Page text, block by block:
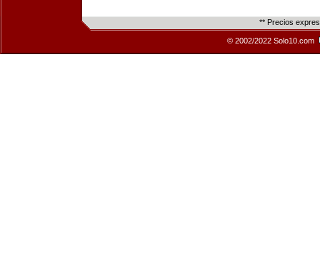
** Precios
© 2002/2022 Solo10.com